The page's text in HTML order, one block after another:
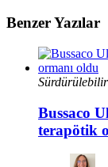
Benzer Yazılar
Bussaco
terapötik